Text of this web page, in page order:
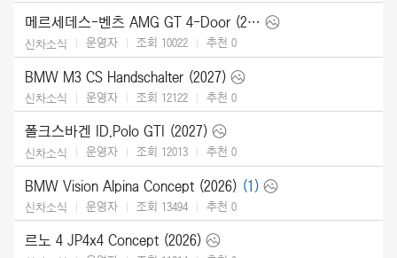
메르세데스-벤츠 AMG GT 4-Door (2027)
신차소식 운영자 조회 10022 추천 0
BMW M3 CS Handschalter (2027)
신차소식 운영자 조회 12122 추천 0
폴크스바겐 ID.Polo GTI (2027)
신차소식 운영자 조회 12013 추천 0
BMW Vision Alpina Concept (2026) (1)
신차소식 운영자 조회 13494 추천 0
르노 4 JP4x4 Concept (2026)